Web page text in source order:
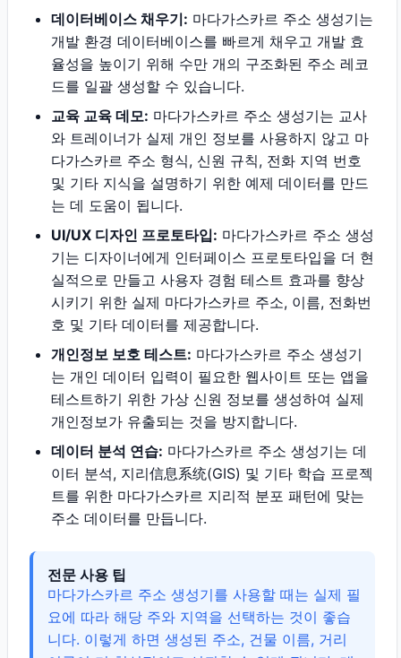
데이터베이스 채우기: 마다가스카르 주소 생성기는
개발 환경 데이터베이스를 빠르게 채우고 개발 효
율성을 높이기 위해 수만 개의 구조화된 주소 레코
드를 일괄 생성할 수 있습니다.
교육 교육 데모: 마다가스카르 주소 생성기는 교사
와 트레이너가 실제 개인 정보를 사용하지 않고 마
다가스카르 주소 형식, 신원 규칙, 전화 지역 번호
및 기타 지식을 설명하기 위한 예제 데이터를 만드
는 데 도움이 됩니다.
UI/UX 디자인 프로토타입: 마다가스카르 주소 생성
기는 디자이너에게 인터페이스 프로토타입을 더 현
실적으로 만들고 사용자 경험 테스트 효과를 향상
시키기 위한 실제 마다가스카르 주소, 이름, 전화번
호 및 기타 데이터를 제공합니다.
개인정보 보호 테스트: 마다가스카르 주소 생성기
는 개인 데이터 입력이 필요한 웹사이트 또는 앱을
테스트하기 위한 가상 신원 정보를 생성하여 실제
개인정보가 유출되는 것을 방지합니다.
데이터 분석 연습: 마다가스카르 주소 생성기는 데
이터 분석, 지리信息系统(GIS) 및 기타 학습 프로젝
트를 위한 마다가스카르 지리적 분포 패턴에 맞는
주소 데이터를 만듭니다.
전문 사용 팁
마다가스카르 주소 생성기를 사용할 때는 실제 필
요에 따라 해당 주와 지역을 선택하는 것이 좋습
니다. 이렇게 하면 생성된 주소, 건물 이름, 거리